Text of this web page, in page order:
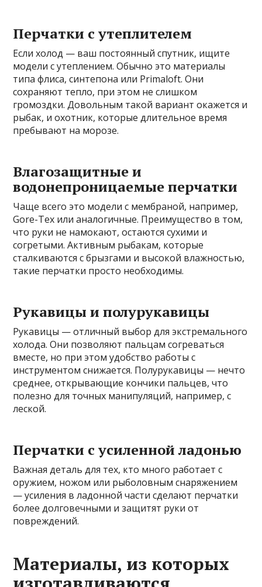
Перчатки с утеплителем
Если холод — ваш постоянный спутник, ищите
модели с утеплением. Обычно это материалы
типа флиса, синтепона или Primaloft. Они
сохраняют тепло, при этом не слишком
громоздки. Довольным такой вариант окажется и
рыбак, и охотник, которые длительное время
пребывают на морозе.
Влагозащитные и
водонепроницаемые перчатки
Чаще всего это модели с мембраной, например,
Gore-Tex или аналогичные. Преимущество в том,
что руки не намокают, остаются сухими и
согретыми. Активным рыбакам, которые
сталкиваются с брызгами и высокой влажностью,
такие перчатки просто необходимы.
Рукавицы и полурукавицы
Рукавицы — отличный выбор для экстремального
холода. Они позволяют пальцам согреваться
вместе, но при этом удобство работы с
инструментом снижается. Полурукавицы — нечто
среднее, открывающие кончики пальцев, что
полезно для точных манипуляций, например, с
леской.
Перчатки с усиленной ладонью
Важная деталь для тех, кто много работает с
оружием, ножом или рыболовным снаряжением
— усиления в ладонной части сделают перчатки
более долговечными и защитят руки от
повреждений.
Материалы, из которых